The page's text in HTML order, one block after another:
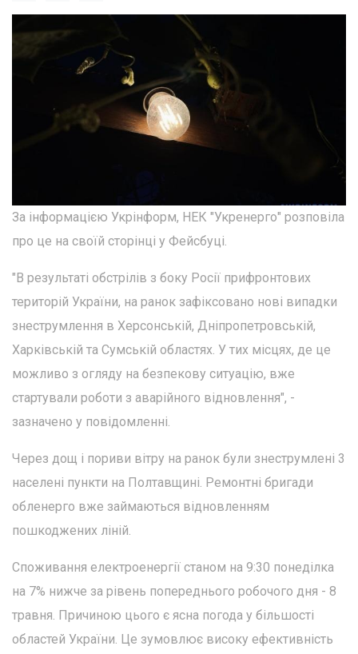
За інформацією Укрінформ, НЕК "Укренерго" розповіла
про це на своїй сторінці у Фейсбуці.
"В результаті обстрілів з боку Росії прифронтових
територій України, на ранок зафіксовано нові випадки
знеструмлення в Херсонській, Дніпропетровській,
Харківській та Сумській областях. У тих місцях, де це
можливо з огляду на безпекову ситуацію, вже
стартували роботи з аварійного відновлення", -
зазначено у повідомленні.
Через дощ і пориви вітру на ранок були знеструмлені 3
населені пункти на Полтавщині. Ремонтні бригади
обленерго вже займаються відновленням
пошкоджених ліній.
Споживання електроенергії станом на 9:30 понеділка
на 7% нижче за рівень попереднього робочого дня - 8
травня. Причиною цього є ясна погода у більшості
областей України. Це зумовлює високу ефективність